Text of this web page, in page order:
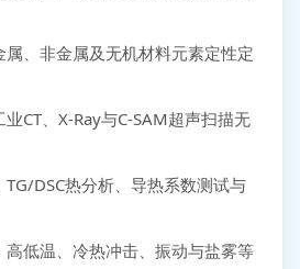
属、非金属及无机材料元素定性定
业CT、X-Ray与C-SAM超声扫描无
TG/DSC热分析、导热系数测试与
高低温、冷热冲击、振动与盐雾等